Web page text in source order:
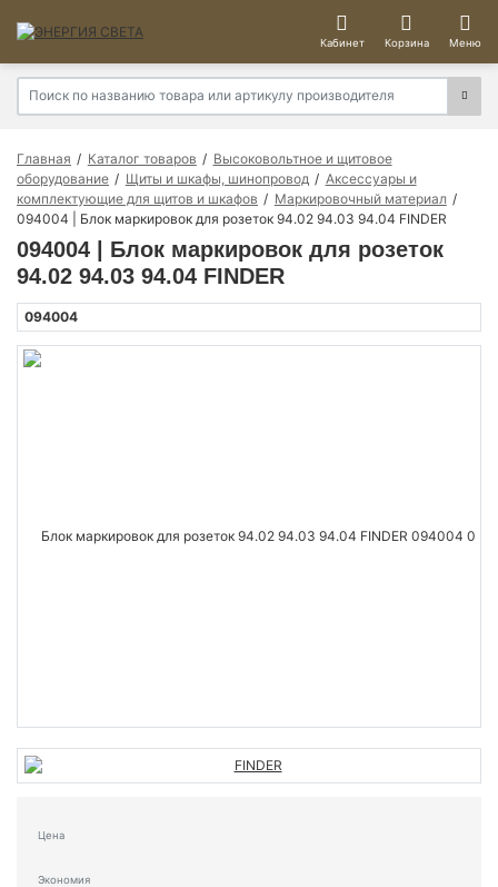
Кабинет Корзина Меню
Главная Каталог товаров
Высоковольтное и щитовое
оборудование
Щиты и шкафы, шинопровод
Аксессуары и
комплектующие для щитов и шкафов
Маркировочный материал
094004 | Блок маркировок для розеток 94.02 94.03 94.04 FINDER
094004 | Блок маркировок для розеток
94.02 94.03 94.04 FINDER
094004
Цена
Экономия